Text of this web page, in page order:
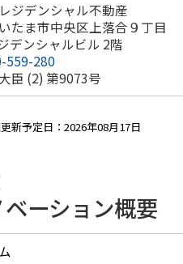
ジデンシャル不動産
たま市中央区上落合９丁目
デンシャルビル 2階
559-280
臣 (2) 第9073号
新予定日：2026年08月17日
ーション概要